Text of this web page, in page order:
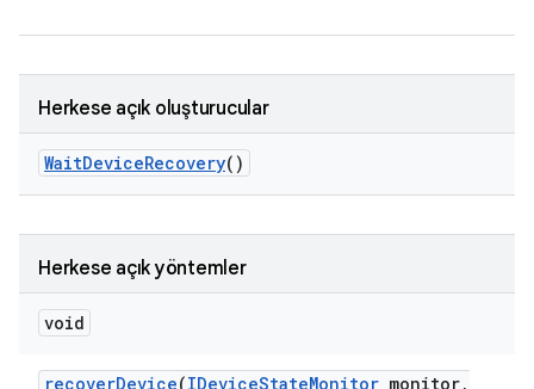
Herkese açık oluşturucular
WaitDeviceRecovery()
Herkese açık yöntemler
void
recoverDevice(IDeviceStateMonitor monitor,